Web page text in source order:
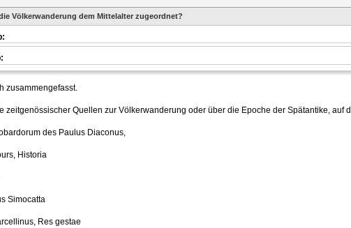
Völkerwanderung dem Mittelalter zugeordnet?
zusammengefasst.
zeitgenössischer Quellen zur Völkerwanderung oder über die Epoche der Spätantike, auf
des Paulus Diaconus,
Historia
Simocatta
Res gestae